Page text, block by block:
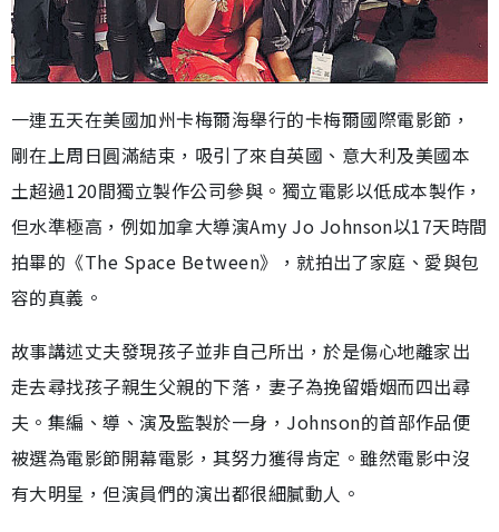
一連五天在美國加州卡梅爾海舉行的卡梅爾國際電影節，
剛在上周日圓滿結束，吸引了來自英國、意大利及美國本
土超過120間獨立製作公司參與。獨立電影以低成本製作，
但水準極高，例如加拿大導演Amy Jo Johnson以17天時間
拍畢的《The Space Between》，就拍出了家庭、愛與包
容的真義。
故事講述丈夫發現孩子並非自己所出，於是傷心地離家出
走去尋找孩子親生父親的下落，妻子為挽留婚姻而四出尋
夫。集編、導、演及監製於一身，Johnson的首部作品便
被選為電影節開幕電影，其努力獲得肯定。雖然電影中沒
有大明星，但演員們的演出都很細膩動人。